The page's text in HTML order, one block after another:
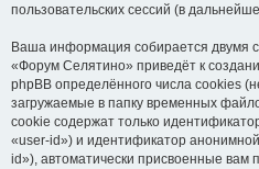
пользовательских сессий (в
Ваша информация собирается двумя
«Форум Селятино» приведёт к
phpBB определённого числа cookies
загружаемые в папку временных
cookie содержат только
«user-id») и идентификатор
id»), автоматически присвоенные